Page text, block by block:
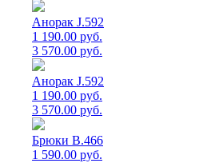
Анорак J.592
1 190.00 руб.
3 570.00 руб.
Анорак J.592
1 190.00 руб.
3 570.00 руб.
Брюки B.466
1 590.00 руб.